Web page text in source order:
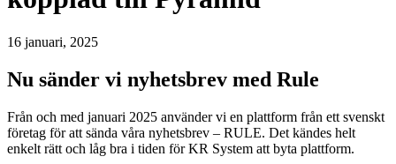
16 januari, 2025
Nu sänder vi nyhetsbrev med Rule
Från och med januari 2025 använder vi en plattform från ett svenskt
företag för att sända våra nyhetsbrev – RULE. Det kändes helt
enkelt rätt och låg bra i tiden för KR System att byta plattform.